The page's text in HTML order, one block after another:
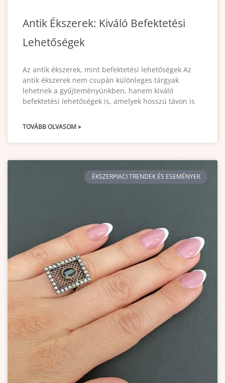
Antik Ékszerek: Kiváló Befektetési
Lehetőségek
Az antik ékszerek, mint befektetési lehetőségek Az
antik ékszerek nem csupán különleges tárgyak
lehetnek a gyűjteményünkben, hanem kiváló
befektetési lehetőségek is, amelyek hosszú távon is
TOVÁBB OLVASOM »
ÉKSZERPIACI TRENDEK ÉS ESEMÉNYEK